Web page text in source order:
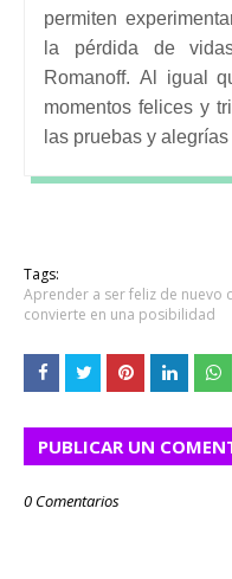
permiten
la pérdida de
Romanoff. Al igual
momentos felices y
las pruebas y
Tags:
Aprender a ser feliz de nuevo
convierte en una posibilidad
PUBLICAR UN
0 Comentarios